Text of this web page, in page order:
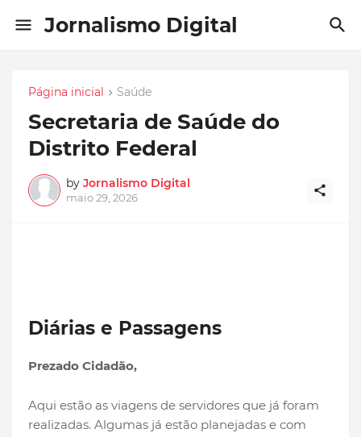
Jornalismo Digital
Página inicial Saúde
Secretaria de Saúde do
Distrito Federal
by Jornalismo Digital
maio 29, 2026
Diárias e Passagens
Prezado Cidadão,
Aqui estão as viagens de servidores que já foram
realizadas. Algumas já estão planejadas e com